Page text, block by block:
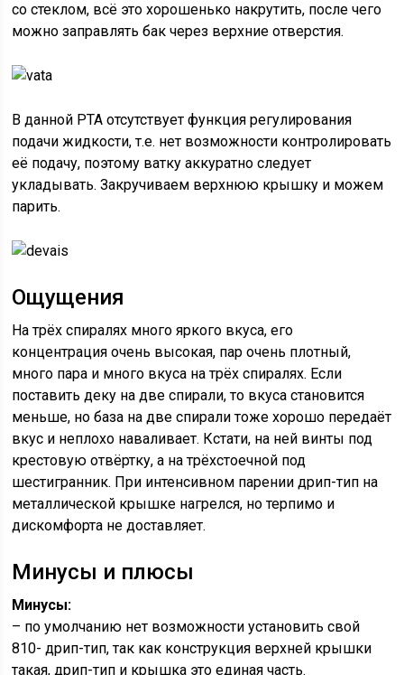
со стеклом, всё это хорошенько накрутить, после чего
можно заправлять бак через верхние отверстия.
В данной РТА отсутствует функция регулирования
подачи жидкости, т.е. нет возможности контролировать
её подачу, поэтому ватку аккуратно следует
укладывать. Закручиваем верхнюю крышку и можем
парить.
Ощущения
На трёх спиралях много яркого вкуса, его
концентрация очень высокая, пар очень плотный,
много пара и много вкуса на трёх спиралях. Если
поставить деку на две спирали, то вкуса становится
меньше, но база на две спирали тоже хорошо передаёт
вкус и неплохо наваливает. Кстати, на ней винты под
крестовую отвёртку, а на трёхстоечной под
шестигранник. При интенсивном парении дрип-тип на
металлической крышке нагрелся, но терпимо и
дискомфорта не доставляет.
Минусы и плюсы
Минусы:
– по умолчанию нет возможности установить свой
810- дрип-тип, так как конструкция верхней крышки
такая, дрип-тип и крышка это единая часть.